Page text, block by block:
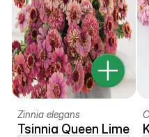
Zinnia elegans
Tsinnia Queen Lime